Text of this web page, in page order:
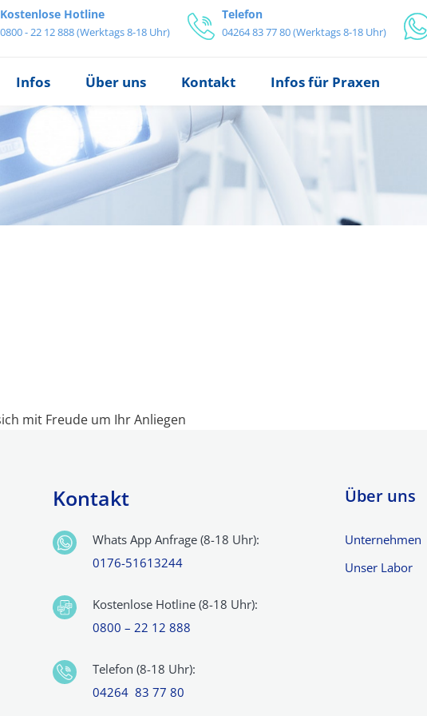
Kostenlose Hotline
0800 - 22 12 888 (Werktags 8-18 Uhr)
Telefon
04264 83 77 80 (Werktags 8-18 Uhr)
Infos Über uns Kontakt Infos für Praxen
mit Freude um Ihr Anliegen
Kontakt
Whats App Anfrage (8-18 Uhr):
0176-51613244
Kostenlose Hotline (8-18 Uhr):
0800 – 22 12 888
Telefon (8-18 Uhr):
04264 83 77 80
Über uns
Unternehmen
Unser Labor